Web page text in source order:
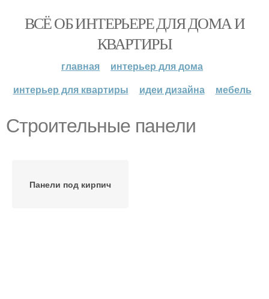
ВСЁ ОБ ИНТЕРЬЕРЕ ДЛЯ ДОМА И
КВАРТИРЫ
главная
интерьер для дома
интерьер для квартиры
идеи дизайна мебель
Строительные панели
Панели под кирпич